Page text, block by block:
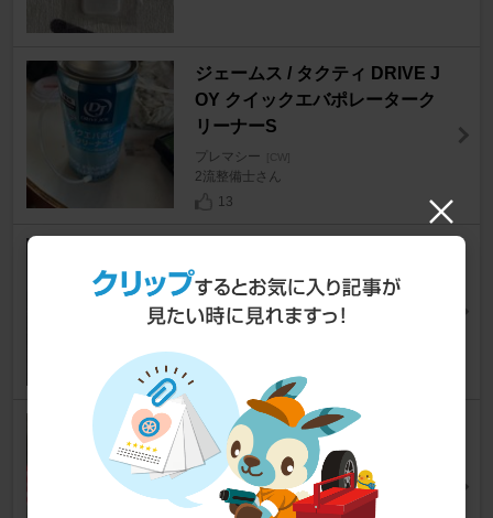
ジェームス / タクティ DRIVE J
OY クイックエバポレーターク
リーナーS
プレマシー [CW]
2流整備士さん
13
pe
プレマシー [CW]
紗來さん
WURTH A/C PRO パフォーマ
ンス添加剤 クールショット
プレマシー [CW]
TomJIJIさん